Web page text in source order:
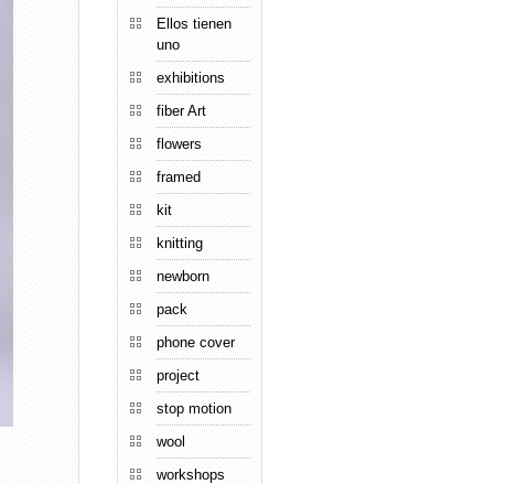
Ellos tienen
uno
exhibitions
fiber Art
flowers
framed
kit
knitting
newborn
pack
phone cover
project
stop motion
wool
workshops